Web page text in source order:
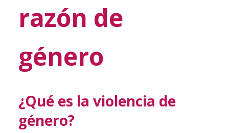
razón de
género
¿Qué es la violencia de
género?